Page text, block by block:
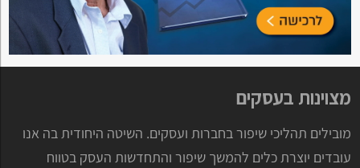
מצוינות בעסקים
מובילים תהליכי שיפור בחברות ועסקים. השיטה היחודית בה אנו
עובדים יוצרת כלים להמשך שיפור והתחדשות העסק בטווח